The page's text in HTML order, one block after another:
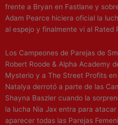
frente a Bryan en Fastlane y
Adam Pearce hiciera oficial la
al espejo y finalmente vi al Rated
Los Campeones de Parejas de
Robert Roode & Alpha Academy
Mysterio y a The Street Profits
Natalya derrotó a parte de las
Shayna Baszler cuando la
la lucha Nia Jax entra para
aparecer todas las Parejas